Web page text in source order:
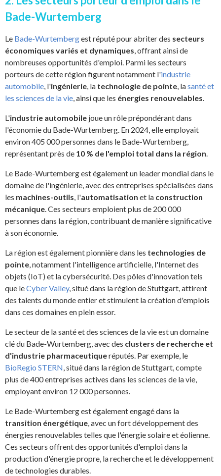
Bade-Wurtemberg
Le Bade-Wurtembergest réputé pour abriter des secteurs
économiques variés et dynamiques, offrant ainsi de
nombreuses opportunités d'emploi. Parmi les secteurs
porteurs de cette région figurent notamment l'industrie
automobile, l'ingénierie, la technologie de pointe, lasanté et
les sciences de la vie, ainsi que les énergies renouvelables.
L'industrie automobile joue un rôle prépondérant dans
l'économie du Bade-Wurtemberg. En 2024, elle employait
environ 405 000 personnes dans le Bade-Wurtemberg,
représentant près de 10 % de l'emploi total dans la région.
Le Bade-Wurtemberg est également un leader mondial dans le
domaine de l'ingénierie, avec des entreprises spécialisées dans
les machines-outils, l'automatisation et la construction
mécanique. Ces secteurs emploient plus de 200 000
personnes dans la région, contribuant de manière significative
à son économie.
La région est également pionnière dans les technologies de
pointe, notamment l'intelligence artificielle, l'Internet des
objets (IoT) et la cybersécurité. Des pôles d'innovation tels
que leCyber Valley, situé dans la région de Stuttgart, attirent
des talents du monde entier et stimulent la création d'emplois
dans ces domaines en plein essor.
Le secteur de la santé et des sciences de la vie est un domaine
clé du Bade-Wurtemberg, avec des clusters de recherche et
d'industrie pharmaceutiqueréputés. Par exemple, le
BioRegio STERN, situé dans la région de Stuttgart, compte
plus de 400 entreprises actives dans les sciences de la vie,
employant environ 12 000 personnes.
Le Bade-Wurtemberg est également engagé dans la
transition énergétique, avec un fort développement des
énergies renouvelables telles que l'énergie solaire et éolienne.
Ces secteurs offrent des opportunités d'emploi dans la
production d'énergie propre, la recherche et le développement
de technologies durables.